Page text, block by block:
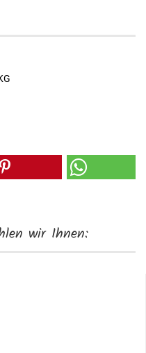
wir Ihnen: